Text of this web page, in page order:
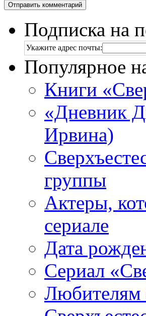
Подписка на
Укажите адрес почты:
Популярное
Книги
«Дневник
Ирвина)
группы
Актеры,
сериале
Дата
Сериал
Любителям